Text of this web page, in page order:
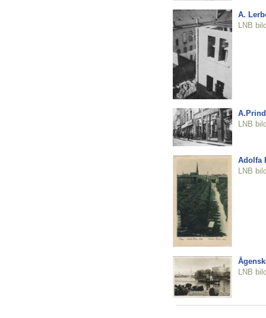
A.
LNB
LNB
Adolfa
LNB
LNB